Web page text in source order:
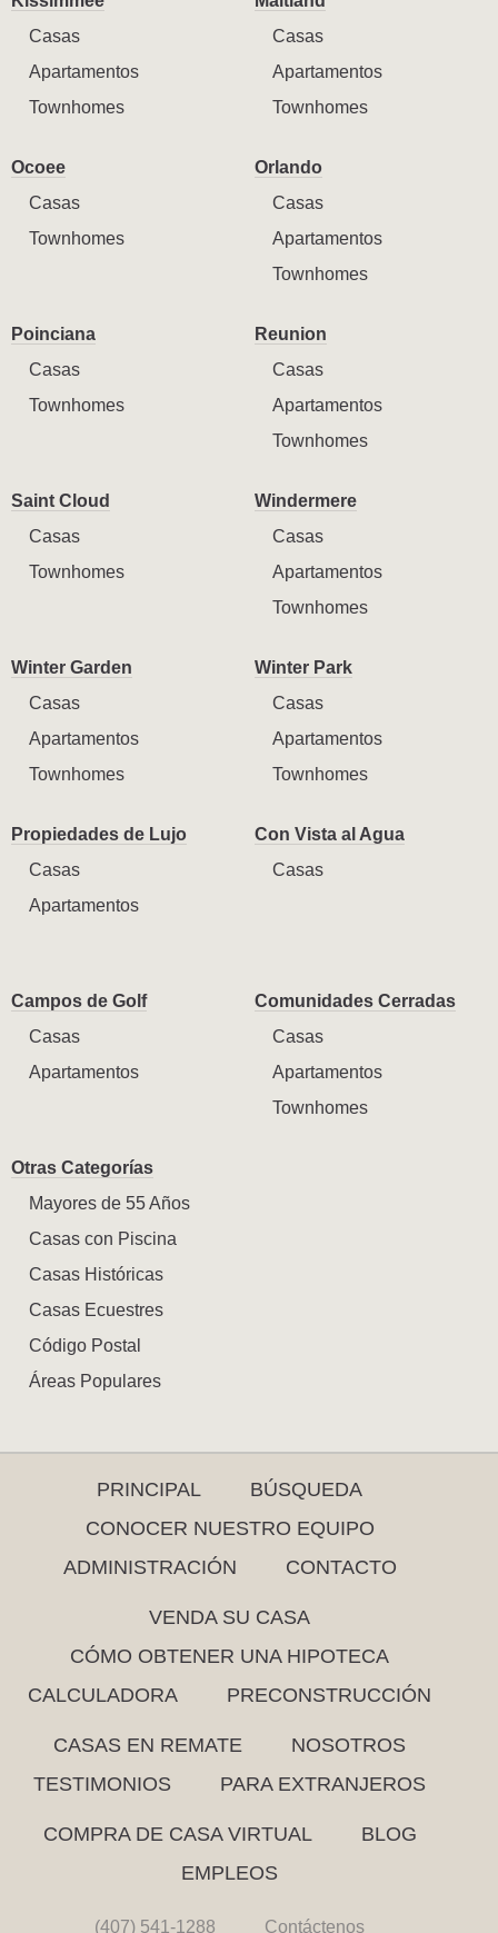
Casas
Apartamentos
Townhomes
Casas
Apartamentos
Townhomes
Ocoee
Casas
Townhomes
Orlando
Casas
Apartamentos
Townhomes
Poinciana
Casas
Townhomes
Reunion
Casas
Apartamentos
Townhomes
Saint Cloud
Casas
Townhomes
Windermere
Casas
Apartamentos
Townhomes
Winter Garden
Casas
Apartamentos
Townhomes
Winter Park
Casas
Apartamentos
Townhomes
Propiedades de Lujo
Casas
Apartamentos
Con Vista al Agua
Casas
Campos de Golf
Casas
Apartamentos
Comunidades Cerradas
Casas
Apartamentos
Townhomes
Otras Categorías
Mayores de 55 Años
Casas con Piscina
Casas Históricas
Casas Ecuestres
Código Postal
Áreas Populares
PRINCIPAL
BÚSQUEDA
CONOCER NUESTRO EQUIPO
ADMINISTRACIÓN
CONTACTO
VENDA SU CASA
CÓMO OBTENER UNA HIPOTECA
CALCULADORA
PRECONSTRUCCIÓN
CASAS EN REMATE
NOSOTROS
TESTIMONIOS
PARA EXTRANJEROS
COMPRA DE CASA VIRTUAL
BLOG
EMPLEOS
(407) 541-1288 Contáctenos